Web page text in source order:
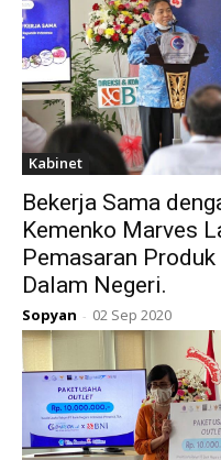
Kabinet
Bekerja Sama
Kemenko Marves
Pemasaran
Dalam Negeri.
Sopyan - 02 Sep 2020